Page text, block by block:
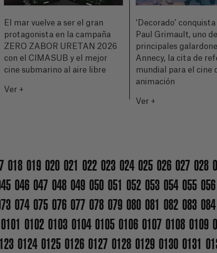
El mar vuelve a ser el gran
protagonista en la campaña
ZERO ZABOR URETAN 2026
con el CIMASUB y el mejor
cine submarino al aire libre
Ver +
‘Decorado’
Paul Grimault, uno
principales
Annecy, la cita de
mundial para el cine
animación
Ver +
018 019 020 021 022 023 024 025 026 027 028
046 047 048 049 050 051 052 053 054 055 056
074 075 076 077 078 079 080 081 082 083 084
0101 0102 0103 0104 0105 0106 0107 0108 0109
0124 0125 0126 0127 0128 0129 0130 0131